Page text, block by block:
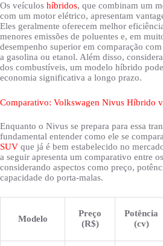
Os veículos híbridos, que combinam um
com um motor elétrico, apresentam
Eles geralmente oferecem melhor
menores emissões de poluentes e, em
desempenho superior em comparação
a gasolina ou etanol. Além disso,
dos combustíveis, um modelo híbrido
economia significativa a longo prazo.
Comparativo: Volkswagen Nivus Híbrido
Enquanto o Nivus se prepara para essa
fundamental entender como ele se
SUV que já é bem estabelecido no
a seguir apresenta um comparativo entre
considerando aspectos como preço,
capacidade do porta-malas.
Modelo
Preço
(R$)
Potência
(cv)